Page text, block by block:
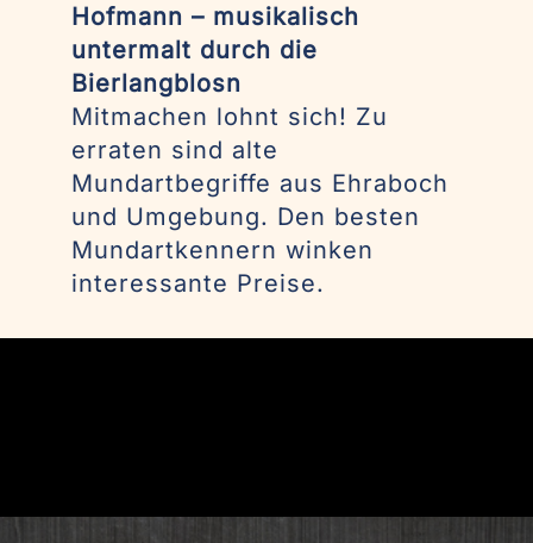
Hofmann – musikalisch
untermalt durch die
Bierlangblosn
Mitmachen lohnt sich! Zu
erraten sind alte
Mundartbegriffe aus Ehraboch
und Umgebung. Den besten
Mundartkennern winken
interessante Preise.